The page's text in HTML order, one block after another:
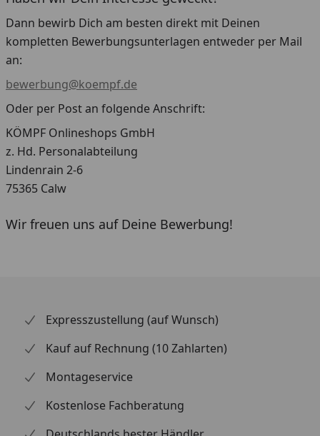
Dann bewirb Dich am besten direkt mit Deinen
kompletten Bewerbungsunterlagen entweder per Mail
an:
bewerbung@koempf.de
Oder per Post an folgende Anschrift:
KÖMPF Onlineshops GmbH
z. Hd. Personalabteilung
Lindenrain 2-6
75365 Calw
Wir freuen uns auf Deine Bewerbung!
Expresszustellung (auf Wunsch)
Kauf auf Rechnung (10 Zahlarten)
Montageservice
Kostenlose Fachberatung